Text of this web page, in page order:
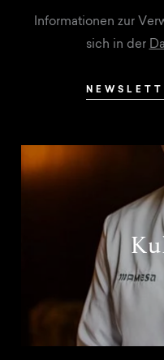
Informationen zur
sich in der